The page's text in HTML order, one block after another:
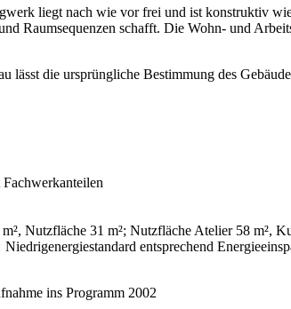
liegt nach wie vor frei und ist konstruktiv
Raumsequenzen schafft. Die Wohn- und
lässt die ursprüngliche Bestimmung des
Nutzfläche 31 m²; Nutzfläche Atelier 58 m²,
Niedrigenergiestandard entsprechend
ins Programm 2002